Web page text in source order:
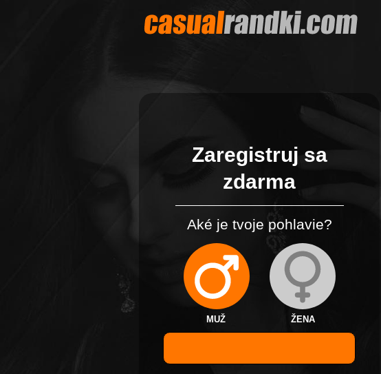
Zaregistruj sa
zdarma
Aké je tvoje pohlavie?
MUŽ ŽENA